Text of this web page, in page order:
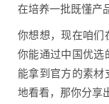
在培养一批既懂产
你想想，现在咱们
你能通过中国优选
能拿到官方的素材
地看看，那你分享